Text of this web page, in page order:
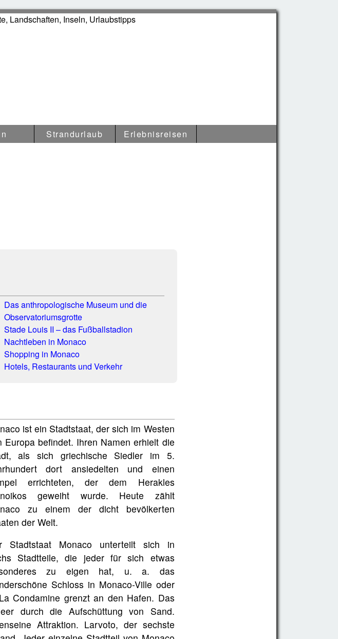
Europa
Strandurlaub
Erlebnisreisen
Das anthropologische Museum und die
Observatoriumsgrotte
Stade Louis II – das Fußballstadion
Nachtleben in Monaco
Shopping in Monaco
Hotels, Restaurants und Verkehr
ist ein Stadtstaat, der sich im Westen
Europa befindet. Ihren Namen erhielt die
als sich griechische Siedler im 5.
dort ansiedelten und einen
errichteten, der dem Herakles
geweiht wurde. Heute zählt
zu einem der dicht bevölkerten
der Welt.
Stadtstaat Monaco unterteilt sich in
Stadtteile, die jeder für sich etwas
zu eigen hat, u. a. das
Schloss in Monaco-Ville oder
Condamine grenzt an den Hafen. Das
durch die Aufschüttung von Sand.
Attraktion. Larvoto, der sechste